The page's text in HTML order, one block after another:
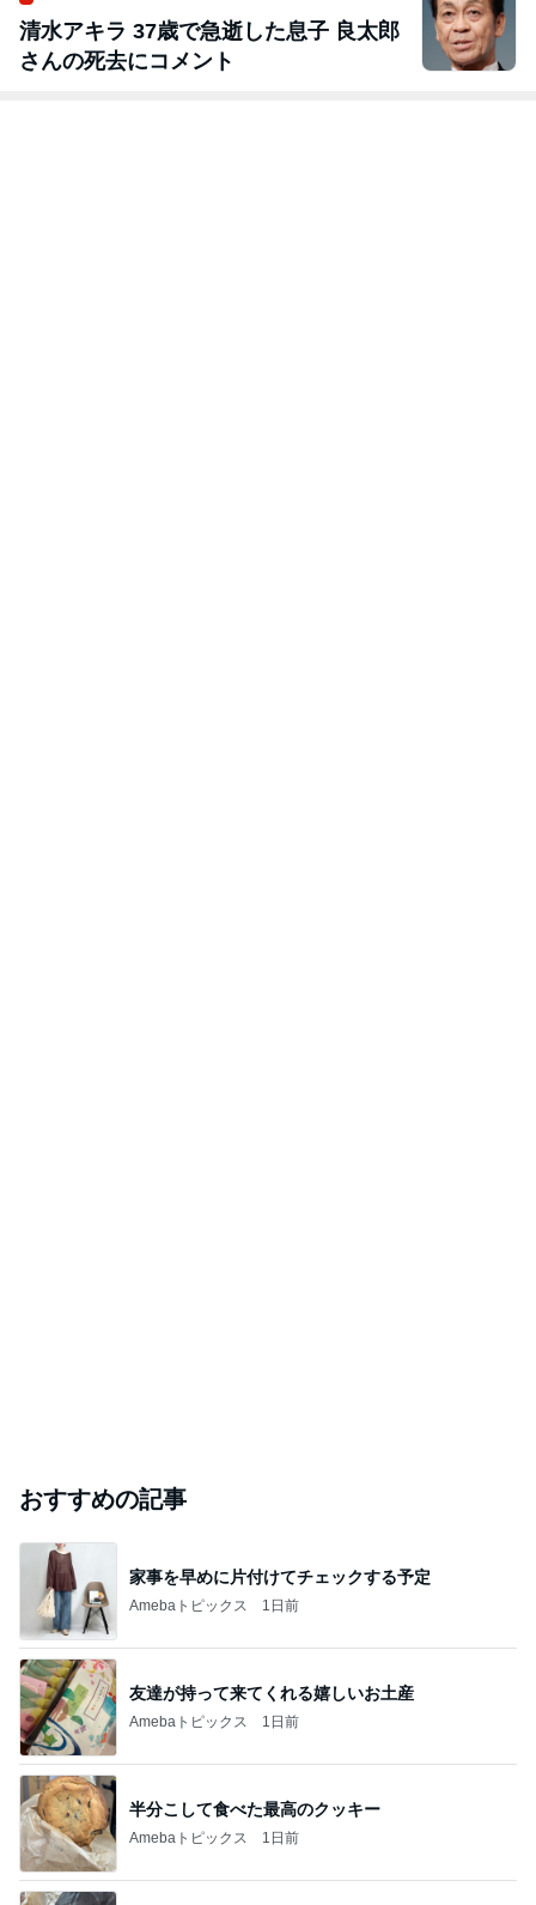
清水アキラ 37歳で急逝した息子 良太郎
さんの死去にコメント
おすすめの記事
家事を早めに片付けてチェックする予定
Amebaトピックス 1日前
友達が持って来てくれる嬉しいお土産
Amebaトピックス 1日前
半分こして食べた最高のクッキー
Amebaトピックス 1日前